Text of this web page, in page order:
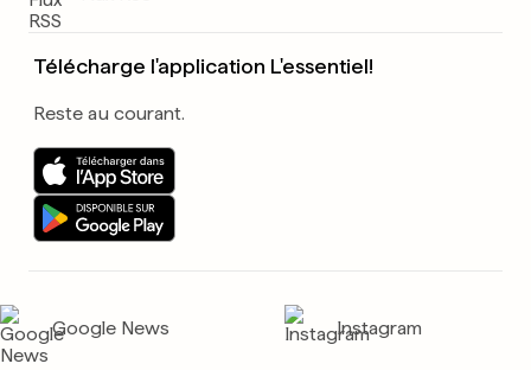
Télécharge l'application L'essentiel!
Reste au courant.
Google News Instagram